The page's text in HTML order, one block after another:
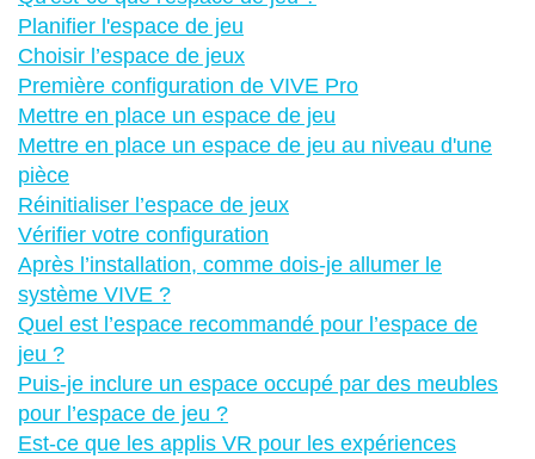
Planifier l'espace de jeu
Choisir l’espace de jeux
Première configuration de VIVE Pro
Mettre en place un espace de jeu
Mettre en place un espace de jeu au niveau d'une
pièce
Réinitialiser l’espace de jeux
Vérifier votre configuration
Après l’installation, comme dois-je allumer le
système VIVE ?
Quel est l’espace recommandé pour l’espace de
jeu ?
Puis-je inclure un espace occupé par des meubles
pour l’espace de jeu ?
Est-ce que les applis VR pour les expériences